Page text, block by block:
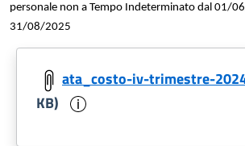
personale non a Tempo Indeterminato dal 01/
31/08/2025
ata_costo-iv-trimestre-
KB)